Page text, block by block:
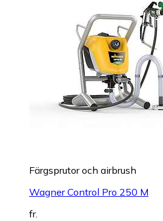
Färgsprutor och airbrush
Wagner Control Pro 250 M
fr.